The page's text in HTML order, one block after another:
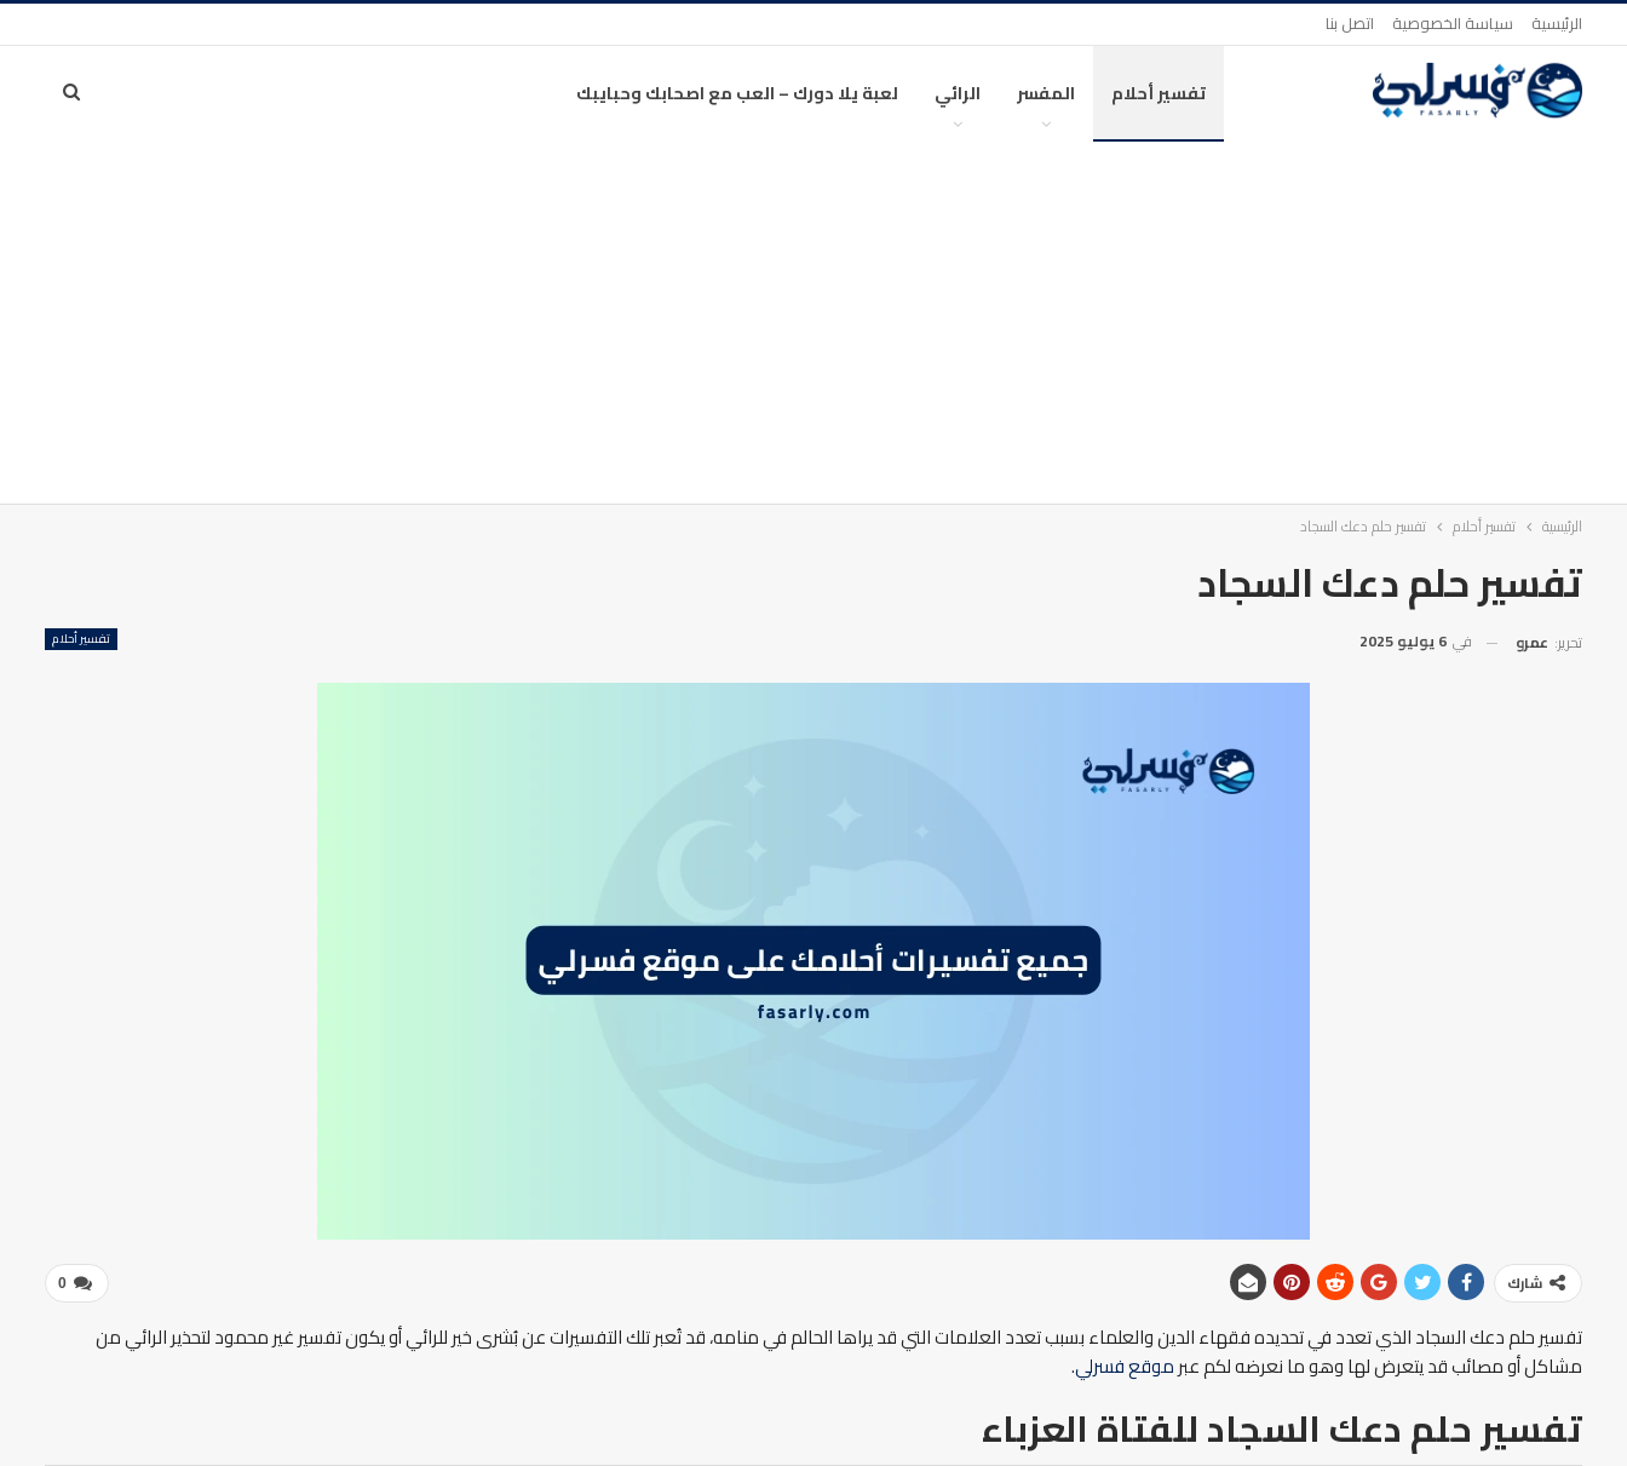
الرئيسية سياسة الخصوصية اتصل بنا
تفسير أحلام المفسر الرائي لعبة يلا دورك – العب مع اصحابك وحبايبك
الرئيسية تفسير أحلام تفسير حلم دعك السجاد
تفسير حلم دعك السجاد
تفسير أحلام تحرير: عمرو في 6 يوليو 2025
0 شارك
تفسير حلم دعك السجاد الذي تعدد في تحديده فقهاء الدين والعلماء بسبب تعدد العلامات التي قد يراها الحالم في منامه، قد تُعبر تلك التفسيرات عن بُشرى خير للرائي أو يكون تفسير غير محمود لتحذير الرائي من
مشاكل أو مصائب قد يتعرض لها وهو ما نعرضه لكم عبرموقع فسرلي.
تفسير حلم دعك السجاد للفتاة العزباء